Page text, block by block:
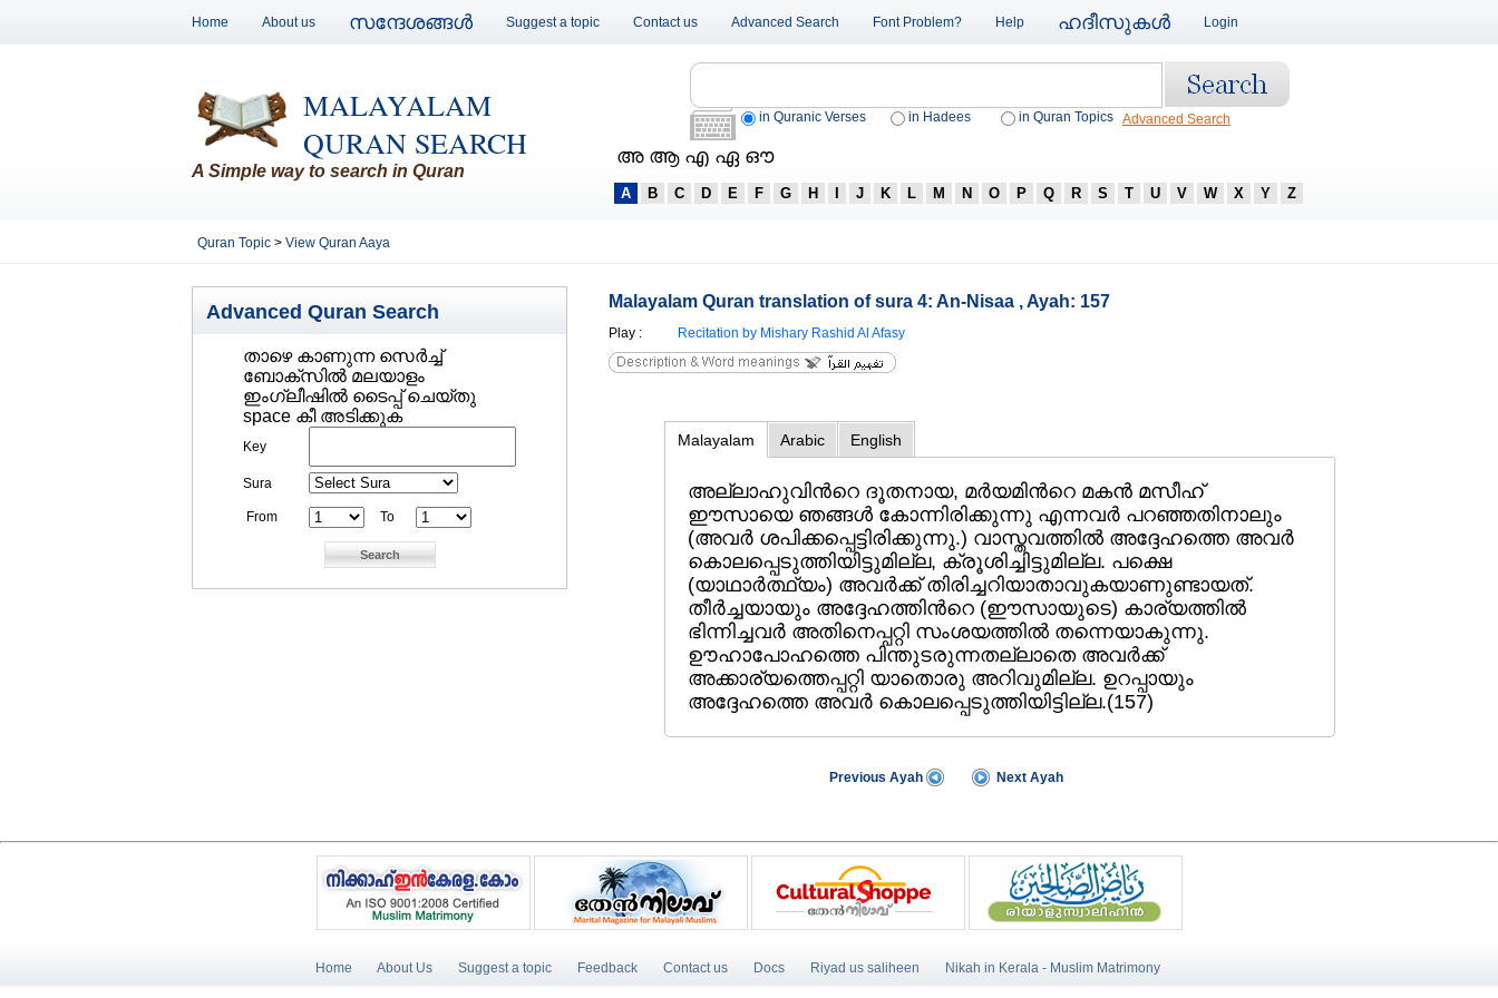
Home About us സന്ദേശങ്ങള്‍ Suggest a topic Contact us Advanced Search Font Problem? Help ഹദീസുകള്‍ Login
MALAYALAM
QURAN SEARCH
A Simple way to search in Quran
in Quranic Verses in Hadees in Quran Topics Advanced Search
അ ആ എ ഏ ഔ
A B C D E F G H J K L M N O P Q R S T U V W X Y Z
Quran Topic > View Quran Aaya
Advanced Quran Search
താഴെ കാണുന്ന സെര്‍ച്ച്‌
ബോക്സില്‍ മലയാളം
ഇംഗ്ലീഷില്‍ ടൈപ്പ് ചെയ്തു
space കീ അടിക്കുക
Key
Sura
From To
Malayalam Quran translation of sura 4: An-Nisaa , Ayah: 157
Play : Recitation by Mishary Rashid Al Afasy
Malayalam Arabic English
അല്ലാഹുവിന്‍റെ ദൂതനായ, മര്‍യമിന്‍റെ മകന്‍ മസീഹ്‌
ഈസായെ ഞങ്ങള്‍ കോന്നിരിക്കുന്നു എന്നവര്‍ പറഞ്ഞതിനാലും
(അവര്‍ ശപിക്കപ്പെട്ടിരിക്കുന്നു.) വാസ്തവത്തില്‍ അദ്ദേഹത്തെ അവര്‍
കൊലപ്പെടുത്തിയിട്ടുമില്ല, ക്രൂശിച്ചിട്ടുമില്ല. പക്ഷെ
(യാഥാര്‍ത്ഥ്യം) അവര്‍ക്ക്‌ തിരിച്ചറിയാതാവുകയാണുണ്ടായത്‌.
തീര്‍ച്ചയായും അദ്ദേഹത്തിന്‍റെ (ഈസായുടെ) കാര്യത്തില്‍
ഭിന്നിച്ചവര്‍ അതിനെപ്പറ്റി സംശയത്തില്‍ തന്നെയാകുന്നു.
ഊഹാപോഹത്തെ പിന്തുടരുന്നതല്ലാതെ അവര്‍ക്ക്‌
അക്കാര്യത്തെപ്പറ്റി യാതൊരു അറിവുമില്ല. ഉറപ്പായും
അദ്ദേഹത്തെ അവര്‍ കൊലപ്പെടുത്തിയിട്ടില്ല.(157)
Previous Ayah Next Ayah
Home About Us Suggest a topic Feedback Contact us Docs Riyad us saliheen Nikah in Kerala - Muslim Matrimony